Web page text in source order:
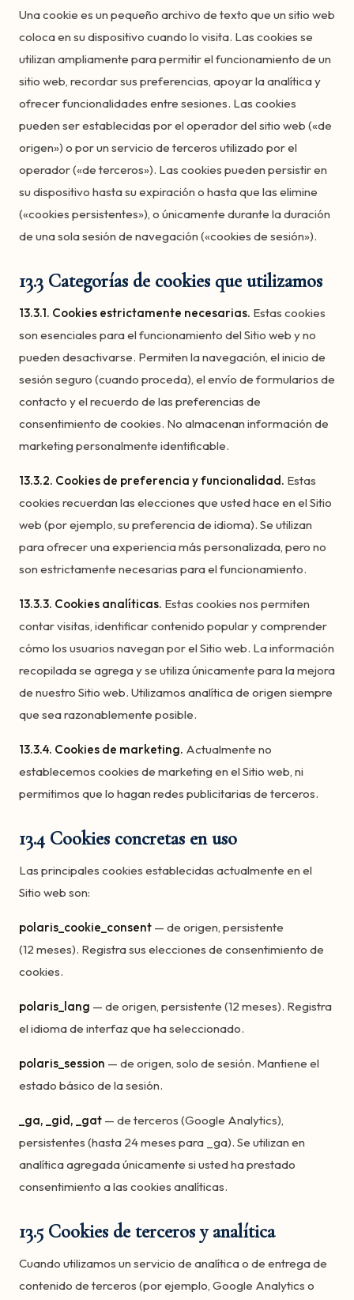
Una cookie es un pequeño archivo de texto que un sitio web
coloca en su dispositivo cuando lo visita. Las cookies se
utilizan ampliamente para permitir el funcionamiento de un
sitio web, recordar sus preferencias, apoyar la analítica y
ofrecer funcionalidades entre sesiones. Las cookies
pueden ser establecidas por el operador del sitio web («de
origen») o por un servicio de terceros utilizado por el
operador («de terceros»). Las cookies pueden persistir en
su dispositivo hasta su expiración o hasta que las elimine
(«cookies persistentes»), o únicamente durante la duración
de una sola sesión de navegación («cookies de sesión»).
13.3 Categorías de cookies que utilizamos
13.3.1. Cookies estrictamente necesarias. Estas cookies
son esenciales para el funcionamiento del Sitio web y no
pueden desactivarse. Permiten la navegación, el inicio de
sesión seguro (cuando proceda), el envío de formularios de
contacto y el recuerdo de las preferencias de
consentimiento de cookies. No almacenan información de
marketing personalmente identificable.
13.3.2. Cookies de preferencia y funcionalidad. Estas
cookies recuerdan las elecciones que usted hace en el Sitio
web (por ejemplo, su preferencia de idioma). Se utilizan
para ofrecer una experiencia más personalizada, pero no
son estrictamente necesarias para el funcionamiento.
13.3.3. Cookies analíticas. Estas cookies nos permiten
contar visitas, identificar contenido popular y comprender
cómo los usuarios navegan por el Sitio web. La información
recopilada se agrega y se utiliza únicamente para la mejora
de nuestro Sitio web. Utilizamos analítica de origen siempre
que sea razonablemente posible.
13.3.4. Cookies de marketing. Actualmente no
establecemos cookies de marketing en el Sitio web, ni
permitimos que lo hagan redes publicitarias de terceros.
13.4 Cookies concretas en uso
Las principales cookies establecidas actualmente en el
Sitio web son:
polaris_cookie_consent — de origen, persistente
(12 meses). Registra sus elecciones de consentimiento de
cookies.
polaris_lang — de origen, persistente (12 meses). Registra
el idioma de interfaz que ha seleccionado.
polaris_session — de origen, solo de sesión. Mantiene el
estado básico de la sesión.
_ga, _gid, _gat — de terceros (Google Analytics),
persistentes (hasta 24 meses para _ga). Se utilizan en
analítica agregada únicamente si usted ha prestado
consentimiento a las cookies analíticas.
13.5 Cookies de terceros y analítica
Cuando utilizamos un servicio de analítica o de entrega de
contenido de terceros (por ejemplo, Google Analytics o